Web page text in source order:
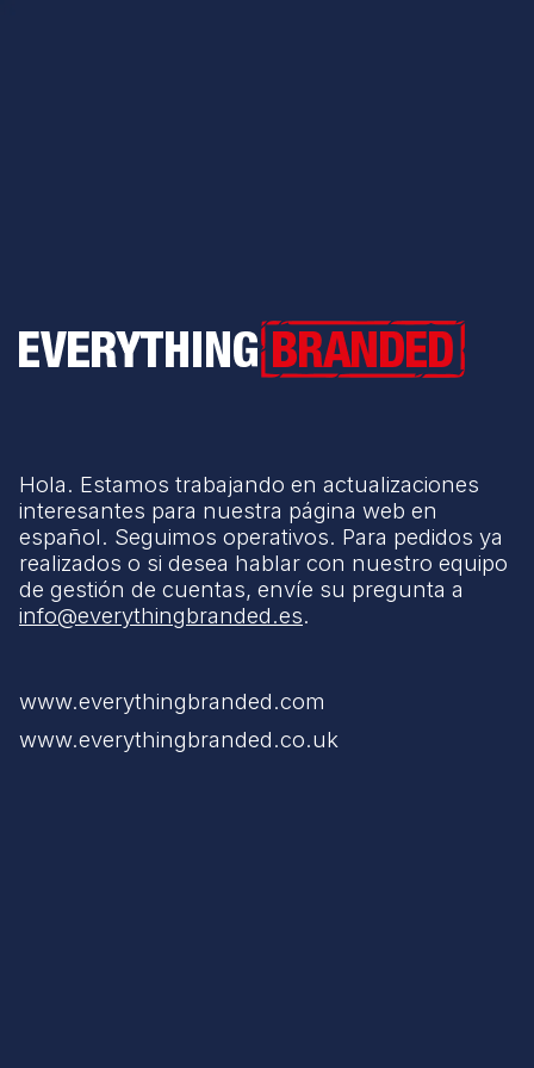
Everything Branded
Hola. Estamos trabajando en actualizaciones
interesantes para nuestra página web en
español. Seguimos operativos. Para pedidos ya
realizados o si desea hablar con nuestro equipo
de gestión de cuentas, envíe su pregunta a
info@everythingbranded.es.
www.everythingbranded.com
www.everythingbranded.co.uk